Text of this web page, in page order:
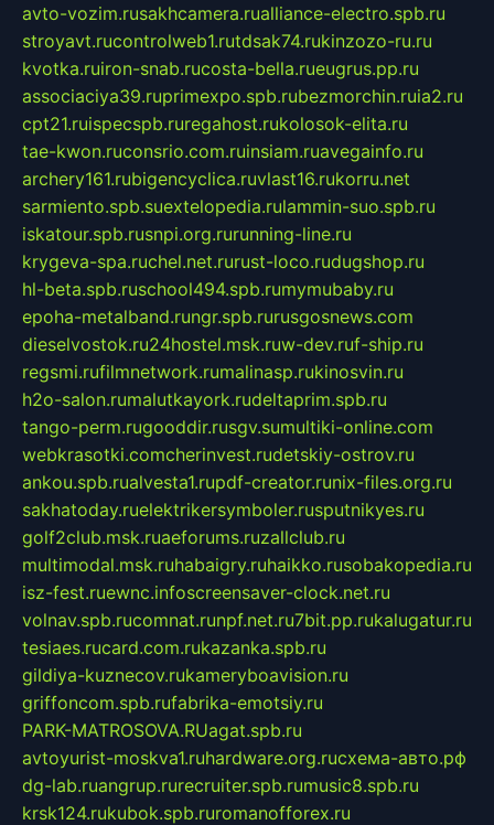
avto-vozim.rusakhcamera.rualliance-electro.spb.ru
stroyavt.rucontrolweb1.rutdsak74.rukinzozo-ru.ru
kvotka.ruiron-snab.rucosta-bella.rueugrus.pp.ru
associaciya39.ruprimexpo.spb.rubezmorchin.ruia2.ru
cpt21.ruispecspb.ruregahost.rukolosok-elita.ru
tae-kwon.ruconsrio.com.ruinsiam.ruavegainfo.ru
archery161.rubigencyclica.ruvlast16.rukorru.net
sarmiento.spb.suextelopedia.rulammin-suo.spb.ru
iskatour.spb.rusnpi.org.rurunning-line.ru
krygeva-spa.ruchel.net.rurust-loco.rudugshop.ru
hl-beta.spb.ruschool494.spb.rumymubaby.ru
epoha-metalband.rungr.spb.rurusgosnews.com
dieselvostok.ru24hostel.msk.ruw-dev.ruf-ship.ru
regsmi.rufilmnetwork.rumalinasp.rukinosvin.ru
h2o-salon.rumalutkayork.rudeltaprim.spb.ru
tango-perm.rugooddir.rusgv.sumultiki-online.com
webkrasotki.comcherinvest.rudetskiy-ostrov.ru
ankou.spb.rualvesta1.rupdf-creator.runix-files.org.ru
sakhatoday.ruelektrikersymboler.rusputnikyes.ru
golf2club.msk.ruaeforums.ruzallclub.ru
multimodal.msk.ruhabaigry.ruhaikko.rusobakopedia.ru
isz-fest.ruewnc.infoscreensaver-clock.net.ru
volnav.spb.rucomnat.runpf.net.ru7bit.pp.rukalugatur.ru
tesiaes.rucard.com.rukazanka.spb.ru
gildiya-kuznecov.rukameryboavision.ru
griffoncom.spb.rufabrika-emotsiy.ru
PARK-MATROSOVA.RUagat.spb.ru
avtoyurist-moskva1.ruhardware.org.ruсхема-авто.рф
dg-lab.ruangrup.rurecruiter.spb.rumusic8.spb.ru
krsk124.rukubok.spb.ruromanofforex.ru